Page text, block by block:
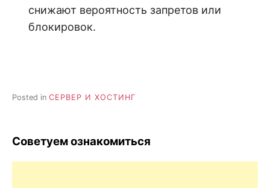
снижают вероятность запретов или
блокировок.
Posted in СЕРВЕР И ХОСТИНГ
Советуем ознакомиться